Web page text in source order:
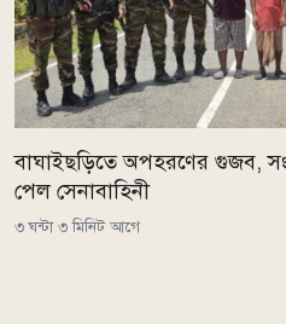
বাঘাইছড়িতে অপহরণের গুজব,
পেল সেনাবাহিনী
৩ ঘন্টা ৩ মিনিট আগে